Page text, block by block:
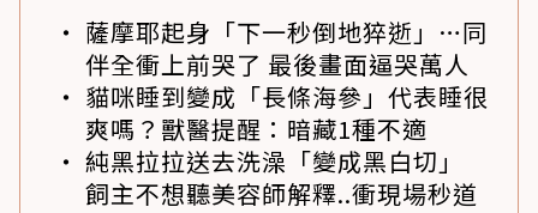
薩摩耶起身「下一秒倒地猝逝」…同
伴全衝上前哭了 最後畫面逼哭萬人
貓咪睡到變成「長條海參」代表睡很
爽嗎？獸醫提醒：暗藏1種不適
純黑拉拉送去洗澡「變成黑白切」
飼主不想聽美容師解釋..衝現場秒道